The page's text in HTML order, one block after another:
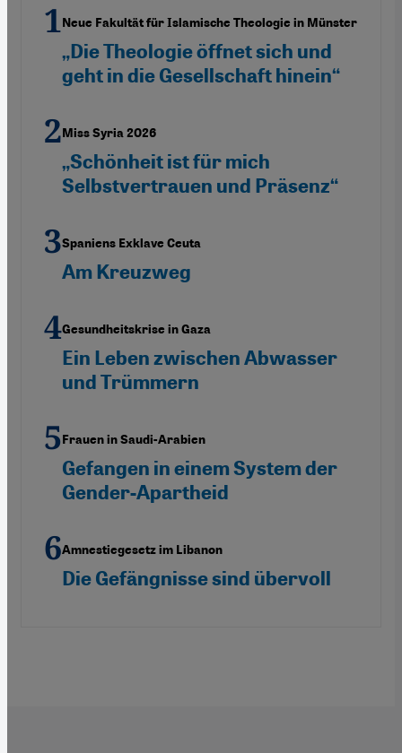
Neue Fakultät für Islamische Theologie in Münster
„Die Theologie öffnet sich und
geht in die Gesellschaft hinein“
Miss Syria 2026
„Schönheit ist für mich
Selbstvertrauen und Präsenz“
Spaniens Exklave Ceuta
Am Kreuzweg
Gesundheitskrise in Gaza
Ein Leben zwischen Abwasser
und Trümmern
Frauen in Saudi-Arabien
Gefangen in einem System der
Gender-Apartheid
Amnestiegesetz im Libanon
Die Gefängnisse sind übervoll